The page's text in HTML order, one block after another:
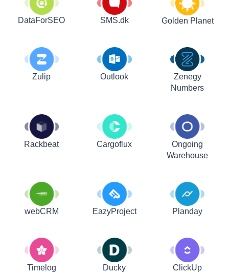
DataForSEO SMS.dk Golden Planet
Zulip Outlook
Zenegy
Numbers
Rackbeat Cargoflux
Ongoing
Warehouse
webCRM EazyProject Planday
Timelog Ducky ClickUp